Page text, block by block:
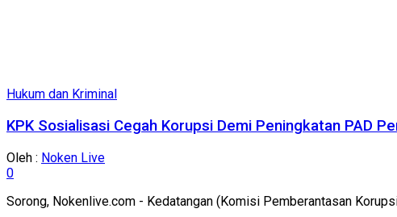
Hukum dan Kriminal
KPK Sosialisasi Cegah Korupsi Demi Peningkatan PAD
Oleh : Noken Live
0
Sorong, Nokenlive.com - Kedatangan (Komisi Pemberantasan